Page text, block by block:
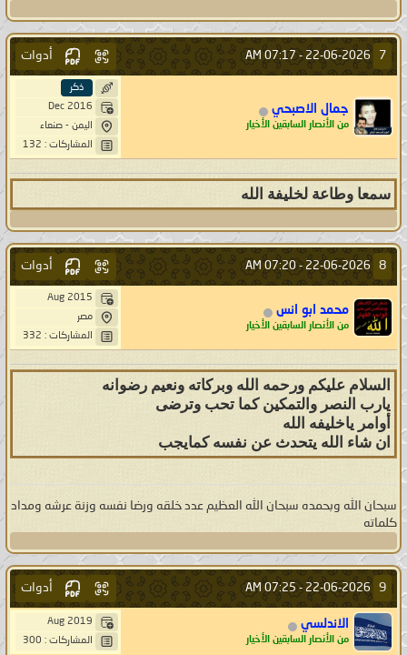
7
22-06-2026 -
07:17 AM أدوات
جمال الاصبحي
من الأنصار السابقين الأخيار
ذكر
Dec 2016
اليمن - صنعاء
المشاركات : 132
سمعا وطاعة لخليفة الله
8
22-06-2026 -
07:20 AM أدوات
محمد ابو انس
من الأنصار السابقين الأخيار
Aug 2015
مصر
المشاركات : 332
السلام عليكم ورحمه الله وبركاته ونعيم رضوانه
يارب النصر والتمكين كما تحب وترضى
أوامر ياخليفه الله
ان شاء الله يتحدث عن نفسه كمايجب
سبحان الله وبحمده سبحان الله العظيم عدد خلقه ورضا نفسه وزنة عرشه ومداد
كلماته
9
22-06-2026 -
07:25 AM أدوات
الاندلسي
من الأنصار السابقين الأخيار
Aug 2019
المشاركات : 300